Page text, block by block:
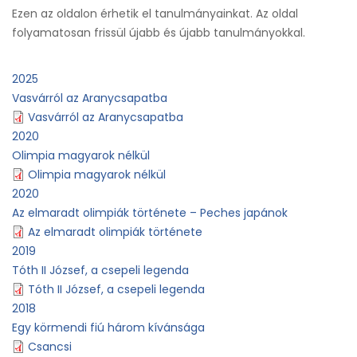
Ezen az oldalon érhetik el tanulmányainkat. Az oldal
folyamatosan frissül újabb és újabb tanulmányokkal.
2025
Vasvárról az Aranycsapatba
Vasvárról az Aranycsapatba
2020
Olimpia magyarok nélkül
Olimpia magyarok nélkül
2020
Az elmaradt olimpiák története – Peches japánok
Az elmaradt olimpiák története
2019
Tóth II József, a csepeli legenda
Tóth II József, a csepeli legenda
2018
Egy körmendi fiú három kívánsága
Csancsi